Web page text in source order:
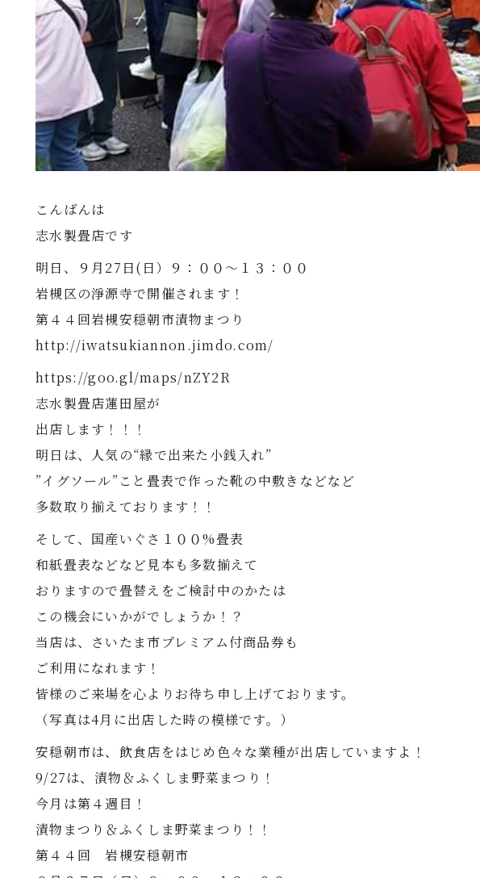
こんばんは
志水製畳店です
明日、９月27日(日）９：００～１３：００
岩槻区の淨源寺で開催されます！
第４４回岩槻安穏朝市漬物まつり
http://iwatsukiannon.jimdo.com/
https://goo.gl/maps/nZY2R
志水製畳店蓮田屋が
出店します！！！
明日は、人気の“縁で出来た小銭入れ”
”イグソール”こと畳表で作った靴の中敷きなどなど
多数取り揃えております！！
そして、国産いぐさ１００%畳表
和紙畳表などなど見本も多数揃えて
おりますので畳替えをご検討中のかたは
この機会にいかがでしょうか！？
当店は、さいたま市プレミアム付商品券も
ご利用になれます！
皆様のご来場を心よりお待ち申し上げております。
（写真は4月に出店した時の模様です。）
安穏朝市は、飲食店をはじめ色々な業種が出店していますよ！
9/27は、漬物＆ふくしま野菜まつり！
今月は第４週目！
漬物まつり＆ふくしま野菜まつり！！
第４４回 岩槻安穏朝市